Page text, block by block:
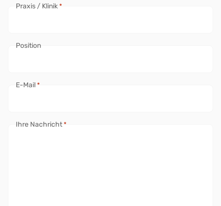
Praxis / Klinik *
Position
E-Mail *
Ihre Nachricht *